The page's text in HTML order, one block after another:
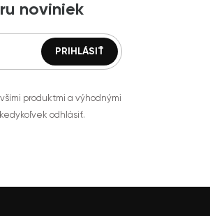
noviniek
produktmi a výhodnými
odhlásiť.